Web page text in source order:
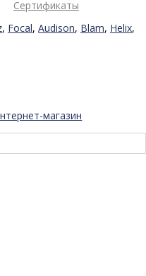
Сертификаты
, Focal, Audison, Blam, Helix,
магазин